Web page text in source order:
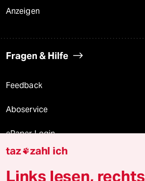
Anzeigen
Fragen & Hilfe
Feedback
Aboservice
ePaper Login
Downloads für Abonnierende
taz zahl ich
Links lesen, rechts